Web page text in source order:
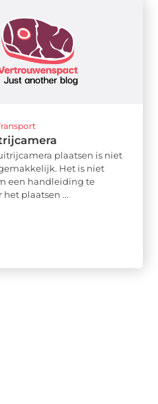
plaatsen is niet
Het is niet
een handleiding te
het plaatsen ...